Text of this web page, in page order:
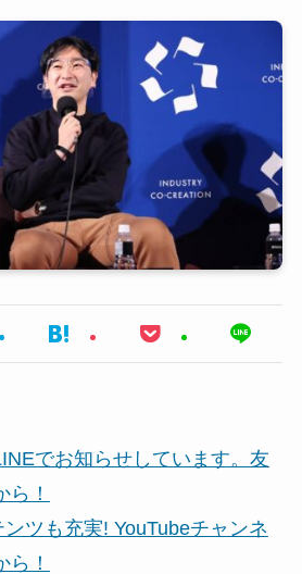
でお知らせしています。友
！
ツも充実! YouTubeチャンネ
！